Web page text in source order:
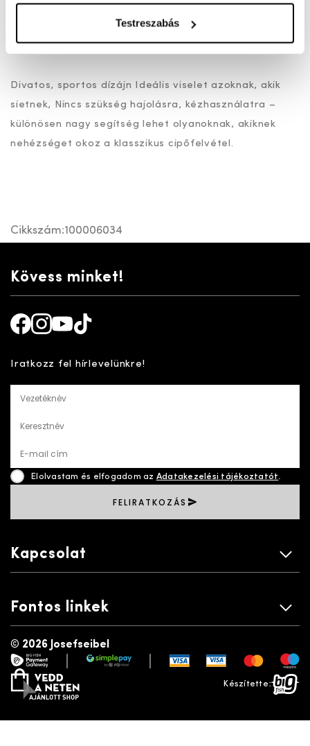
Testreszabás
Ez teszi lehetővé a valódi kéz nélküli felvételt – a cipő
nem esik le, és nem kell igazgatni.
Divatos, sportos dízájn Ideális viselet azoknak, akik
sietnek, Nincs szükség hajolásra, kézhasználatra –
különösen nagy segítség lehet olyanoknak, akiknek
nehézséget okoz a klasszikus cipőfelvétel.
Cikkszám:100006034
Kövess minket!
Iratkozz fel hírlevelünkre!
Vezetéknév
Keresztnév
E-mail cím
Elolvastam és elfogadom az Adatakezelési tájékoztatót.
FELIRATKOZÁS
Kapcsolat
Fontos linkek
© 2026 Josefseibel
payment gatewaysimplepay
vedd a neten
Készítette:bigfish